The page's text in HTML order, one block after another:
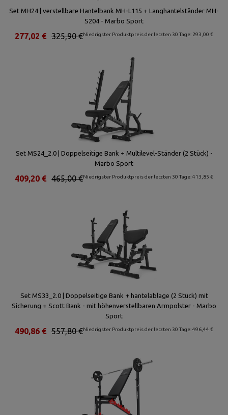
Set MH24 | verstellbare Hantelbank MH-L115 + Langhantelständer MH-
S204 - Marbo Sport
Niedrigster Produktpreis der letzten 30 Tage: 293,00 €
325,90 €
277,02 €
Set MS24_2.0 | Doppelseitige Bank + Multilevel-Ständer (2 Stück) -
Marbo Sport
Niedrigster Produktpreis der letzten 30 Tage: 413,85 €
465,00 €
409,20 €
Set MS33_2.0 | Doppelseitige Bank + hantelablage (2 Stück) mit
Sicherung + Scott Bank - mit höhenverstellbaren Armpolster - Marbo
Sport
Niedrigster Produktpreis der letzten 30 Tage: 496,44 €
557,80 €
490,86 €